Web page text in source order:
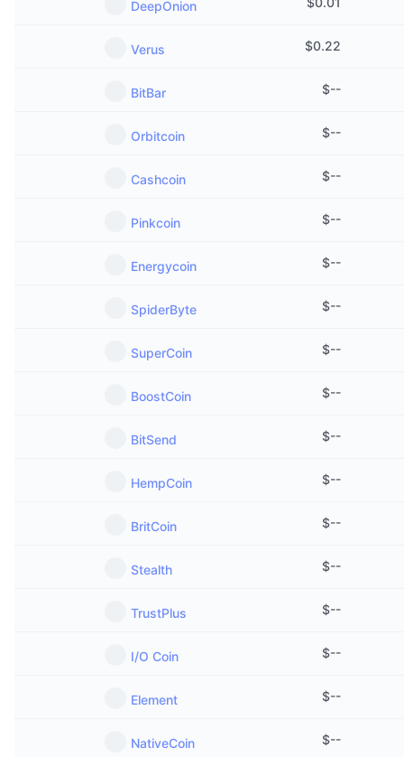
DeepOnion
Verus $0.22
BitBar $--
Orbitcoin $--
Cashcoin $--
Pinkcoin $--
Energycoin $--
SpiderByte $--
SuperCoin $--
BoostCoin $--
BitSend $--
HempCoin $--
BritCoin $--
Stealth $--
TrustPlus $--
I/O Coin $--
Element $--
NativeCoin $--